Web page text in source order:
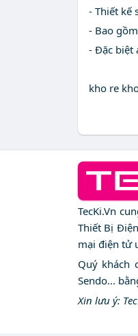
- Thiết kế
- Bao
- Đặc biệt
kho re
TecKi.Vn
Thiết Bị
mại điện tử
Quý khách
Sendo...
Xin lưu ý: